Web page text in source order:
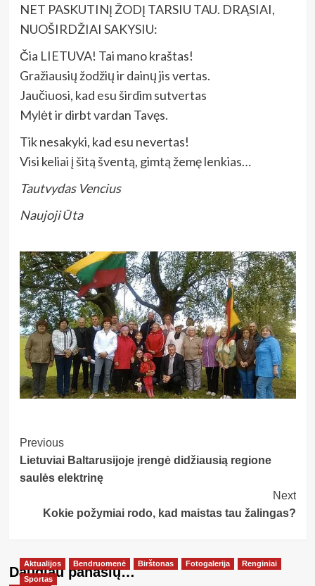
NET PASKUTINĮ ŽODĮ TARSIU TAU. DRĄSIAI,
NUOŠIRDŽIAI SAKYSIU:
Čia LIETUVA! Tai mano kraštas!
Gražiausių žodžių ir dainų jis vertas.
Jaučiuosi, kad esu širdim sutvertas
Mylėt ir dirbt vardan Tavęs.
Tik nesakyki, kad esu nevertas!
Visi keliai į šitą šventą, gimtą žemę lenkias…
Tautvydas Vencius
Naujoji Ūta
Post
Navigation
Previous
Lietuviai Baltarusijoje įrengė didžiausią regione
saulės elektrinę
Next
Kokie požymiai rodo, kad maistas tau žalingas?
Daugiau panašių…
Aktualijos Bendruomenė Birštonas Fotogalerija
Renginiai
Sportas